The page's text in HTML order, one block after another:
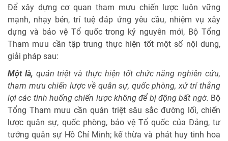
Để xây dựng cơ quan tham mưu chiến lược luôn vững
mạnh, nhạy bén, trí tuệ đáp ứng yêu cầu, nhiệm vụ xây
dựng và bảo vệ Tổ quốc trong kỷ nguyên mới, Bộ Tổng
Tham mưu cần tập trung thực hiện tốt một số nội dung,
giải pháp sau:
Một là, quán triệt và thực hiện tốt chức năng nghiên cứu,
tham mưu chiến lược về quân sự, quốc phòng, xử trí thắng
lợi các tình huống chiến lược không để bị động bất ngờ. Bộ
Tổng Tham mưu cần quán triệt sâu sắc đường lối, chiến
lược quân sự, quốc phòng, bảo vệ Tổ quốc của Đảng, tư
tưởng quân sự Hồ Chí Minh; kế thừa và phát huy tinh hoa